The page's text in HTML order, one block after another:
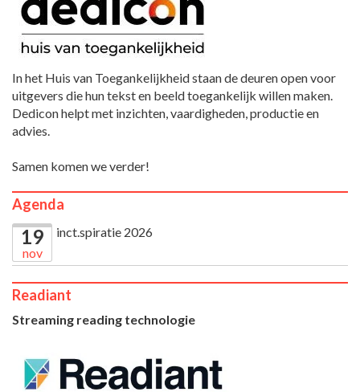
In het Huis van Toegankelijkheid staan de deuren open voor
uitgevers die hun tekst en beeld toegankelijk willen maken.
Dedicon helpt met inzichten, vaardigheden, productie en
advies.
Samen komen we verder!
Agenda
19
nov
inct.spiratie 2026
Readiant
Streaming reading technologie